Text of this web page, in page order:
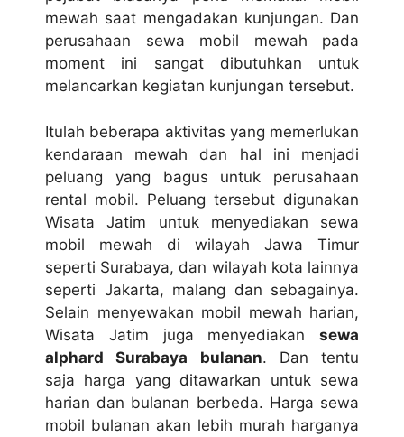
mewah saat mengadakan kunjungan. Dan
perusahaan sewa mobil mewah pada
moment ini sangat dibutuhkan untuk
melancarkan kegiatan kunjungan tersebut.
Itulah beberapa aktivitas yang memerlukan
kendaraan mewah dan hal ini menjadi
peluang yang bagus untuk perusahaan
rental mobil. Peluang tersebut digunakan
Wisata Jatim untuk menyediakan sewa
mobil mewah di wilayah Jawa Timur
seperti Surabaya, dan wilayah kota lainnya
seperti Jakarta, malang dan sebagainya.
Selain menyewakan mobil mewah harian,
Wisata Jatim juga menyediakan sewa
alphard Surabaya bulanan. Dan tentu
saja harga yang ditawarkan untuk sewa
harian dan bulanan berbeda. Harga sewa
mobil bulanan akan lebih murah harganya